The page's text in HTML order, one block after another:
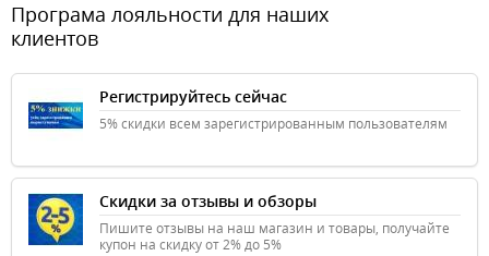
Програма лояльности для наших
клиентов
Регистрируйтесь сейчас
5% скидки всем зарегистрированным пользователям
Скидки за отзывы и обзоры
Пишите отзывы на наш магазин и товары, получайте
купон на скидку от 2% до 5%